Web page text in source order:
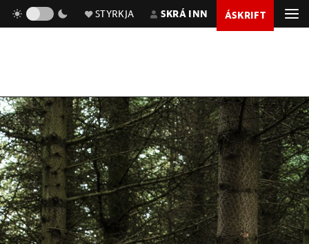
STYRKJA SKRÁ INN ÁSKRIFT